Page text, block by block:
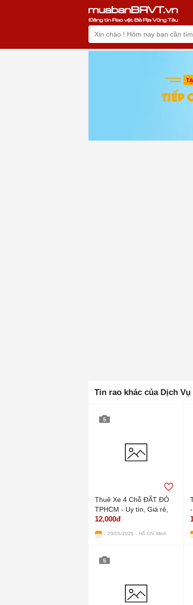
Tin rao khác của Dịch
5
Thuê Xe 4 Chỗ ĐẤT ĐỎ
TPHCM - Uy tín, Giá rẻ,
GỌI là CÓ
12,000đ
29/05/2026 Hồ Chí Minh
5